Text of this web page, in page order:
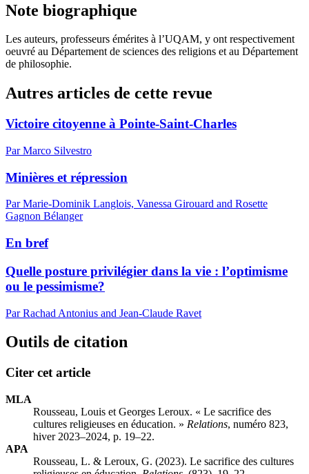
Note biographique
Les auteurs, professeurs émérites à l’UQAM, y ont respectivement
oeuvré au Département de sciences des religions et au Département
de philosophie.
Autres articles de cette revue
Victoire citoyenne à Pointe-Saint-Charles
Par Marco Silvestro
Minières et répression
Par Marie-Dominik Langlois, Vanessa Girouard and Rosette
Gagnon Bélanger
En bref
Quelle posture privilégier dans la vie : l’optimisme
ou le pessimisme?
Par Rachad Antonius and Jean-Claude Ravet
Outils de citation
Citer cet article
MLA
Rousseau, Louis et Georges Leroux. « Le sacrifice des
cultures religieuses en éducation. » Relations, numéro 823,
hiver 2023–2024, p. 19–22.
APA
Rousseau, L. & Leroux, G. (2023). Le sacrifice des cultures